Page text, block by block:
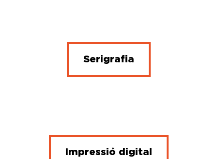
Serigrafia
Impressió digital